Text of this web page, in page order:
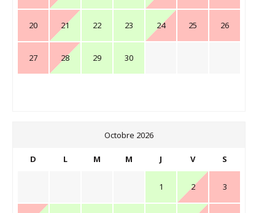
20 21 22 23 24 25 26
27 28 29 30
Octobre 2026
D L M M J V S
1 2 3